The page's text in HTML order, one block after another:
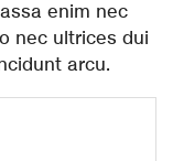
enim nec
nec ultrices dui
arcu.